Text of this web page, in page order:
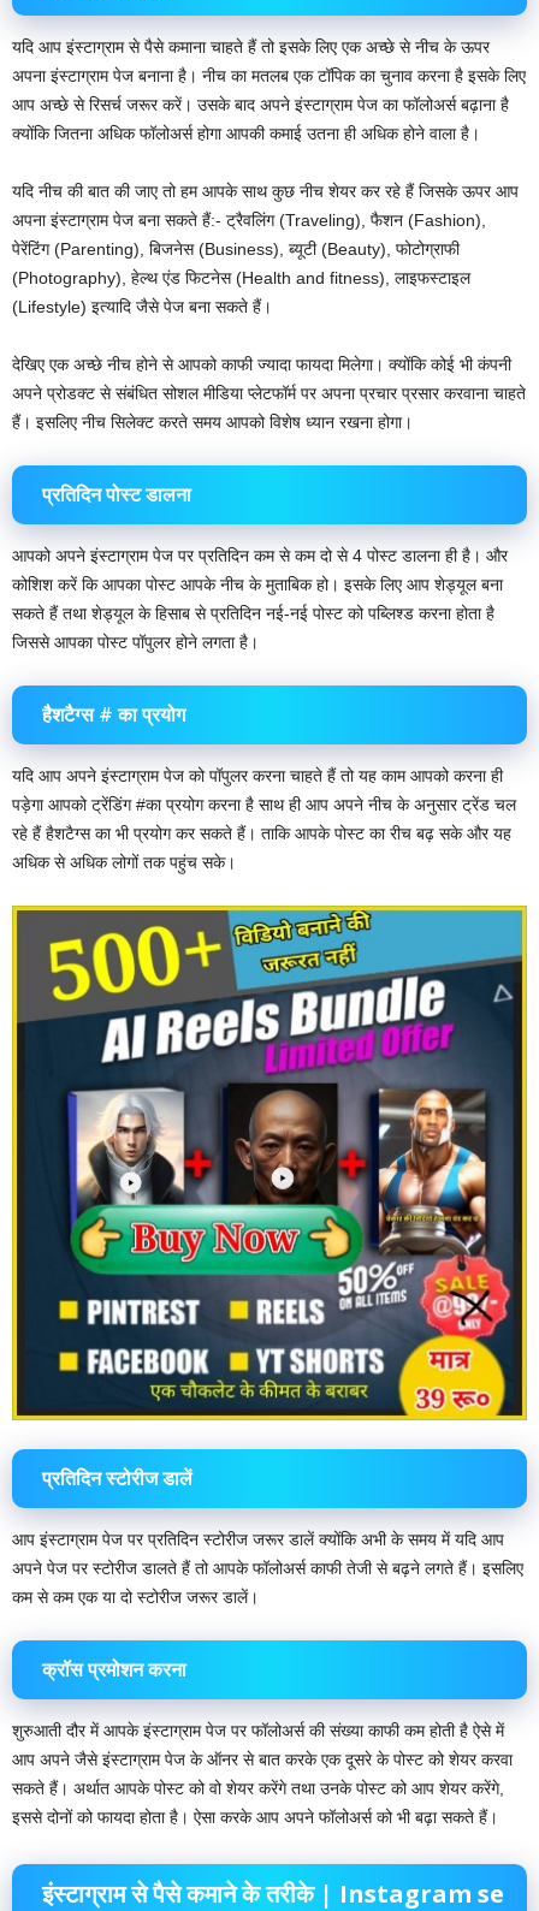
यदि आप इंस्टाग्राम से पैसे कमाना चाहते हैं तो इसके लिए एक अच्छे से नीच के ऊपर
अपना इंस्टाग्राम पेज बनाना है। नीच का मतलब एक टॉपिक का चुनाव करना है इसके लिए
आप अच्छे से रिसर्च जरूर करें। उसके बाद अपने इंस्टाग्राम पेज का फॉलोअर्स बढ़ाना है
क्योंकि जितना अधिक फॉलोअर्स होगा आपकी कमाई उतना ही अधिक होने वाला है।
यदि नीच की बात की जाए तो हम आपके साथ कुछ नीच शेयर कर रहे हैं जिसके ऊपर आप
अपना इंस्टाग्राम पेज बना सकते हैं:- ट्रैवलिंग (Traveling), फैशन (Fashion),
पेरेंटिंग (Parenting), बिजनेस (Business), ब्यूटी (Beauty), फोटोग्राफी
(Photography), हेल्थ एंड फिटनेस (Health and fitness), लाइफस्टाइल
(Lifestyle) इत्यादि जैसे पेज बना सकते हैं।
देखिए एक अच्छे नीच होने से आपको काफी ज्यादा फायदा मिलेगा। क्योंकि कोई भी कंपनी
अपने प्रोडक्ट से संबंधित सोशल मीडिया प्लेटफॉर्म पर अपना प्रचार प्रसार करवाना चाहते
हैं। इसलिए नीच सिलेक्ट करते समय आपको विशेष ध्यान रखना होगा।
प्रतिदिन पोस्ट डालना
आपको अपने इंस्टाग्राम पेज पर प्रतिदिन कम से कम दो से 4 पोस्ट डालना ही है। और
कोशिश करें कि आपका पोस्ट आपके नीच के मुताबिक हो। इसके लिए आप शेड्यूल बना
सकते हैं तथा शेड्यूल के हिसाब से प्रतिदिन नई-नई पोस्ट को पब्लिश्ड करना होता है
जिससे आपका पोस्ट पॉपुलर होने लगता है।
हैशटैग्स # का प्रयोग
यदि आप अपने इंस्टाग्राम पेज को पॉपुलर करना चाहते हैं तो यह काम आपको करना ही
पड़ेगा आपको ट्रेंडिंग #का प्रयोग करना है साथ ही आप अपने नीच के अनुसार ट्रेंड चल
रहे हैं हैशटैग्स का भी प्रयोग कर सकते हैं। ताकि आपके पोस्ट का रीच बढ़ सके और यह
अधिक से अधिक लोगों तक पहुंच सके।
प्रतिदिन स्टोरीज डालें
आप इंस्टाग्राम पेज पर प्रतिदिन स्टोरीज जरूर डालें क्योंकि अभी के समय में यदि आप
अपने पेज पर स्टोरीज डालते हैं तो आपके फॉलोअर्स काफी तेजी से बढ़ने लगते हैं। इसलिए
कम से कम एक या दो स्टोरीज जरूर डालें।
क्रॉस प्रमोशनकरना
शुरुआती दौर में आपके इंस्टाग्राम पेज पर फॉलोअर्स की संख्या काफी कम होती है ऐसे में
आप अपने जैसे इंस्टाग्राम पेज के ऑनर से बात करके एक दूसरे के पोस्ट को शेयर करवा
सकते हैं। अर्थात आपके पोस्ट को वो शेयर करेंगे तथा उनके पोस्ट को आप शेयर करेंगे,
इससे दोनों को फायदा होता है। ऐसा करके आप अपने फॉलोअर्स को भी बढ़ा सकते हैं।
इंस्टाग्राम से पैसे कमाने के तरीके | Instagram se